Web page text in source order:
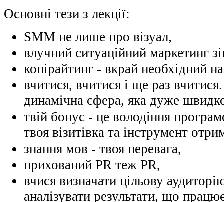
Основні тези з лекції:
SММ не лише про візуал,
влучний ситуаційний маркетинг
копірайтинг - вкрай необхідний
вчитися, вчитися і ще раз
динамічна сфера, яка дуже
твій бонус - це володіння
твоя візитівка та інструмент
знання мов - твоя перевага,
прихований PR теж PR,
вчися визначати цільову
аналізувати результати, що